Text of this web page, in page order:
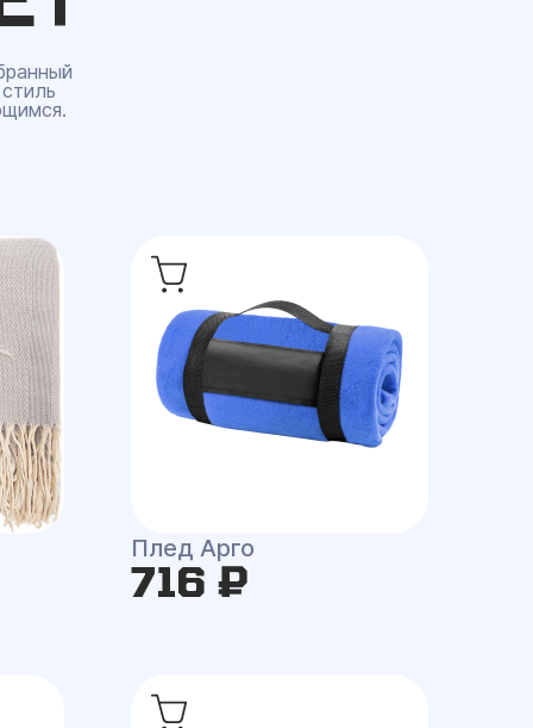
Плед Арго
716 ₽